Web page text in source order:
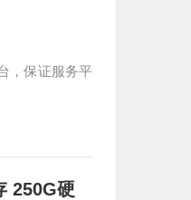
，保证服务平
250G硬